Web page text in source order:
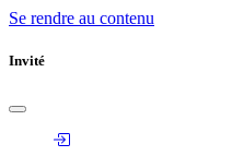
Se rendre au contenu
Invité